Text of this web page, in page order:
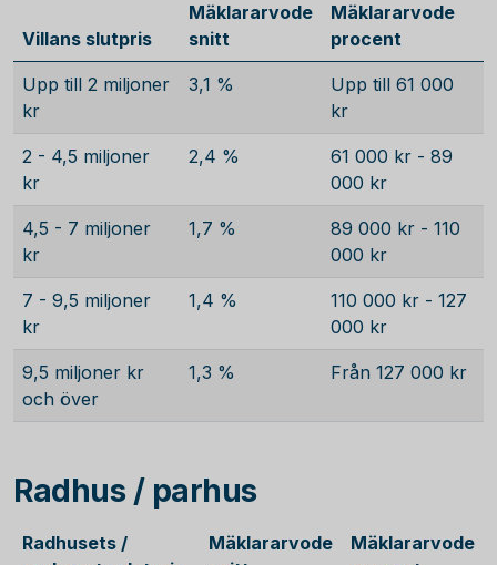
Villans slutpris
Mäklararvode
snitt
Mäklararvode
procent
Upp till 2 miljoner
kr
3,1 %
Upp till 61 000
kr
2 - 4,5 miljoner
kr
2,4 %
61 000 kr - 89
000 kr
4,5 - 7 miljoner
kr
1,7 %
89 000 kr - 110
000 kr
7 - 9,5 miljoner
kr
1,4 %
110 000 kr - 127
000 kr
9,5 miljoner kr
och över
1,3 % Från 127 000 kr
Radhus / parhus
Radhusets /
Mäklararvode
Mäklararvode